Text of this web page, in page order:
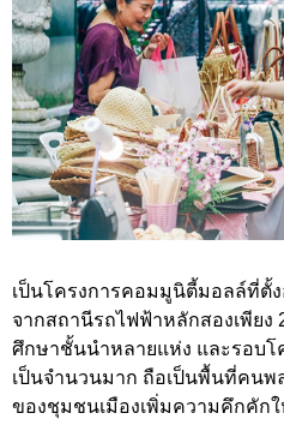
เป็นโครงการคอมมูนิตี้มอลล์ที่ตั้
จากสถานีรถไฟฟ้าหลักสองเพียง
ศึกษาชั้นนำหลายแห่ง และรอบโ
เป็นจำนวนมาก ถือเป็นพื้นที่คน
ของชุมชนเมืองเพิ่มความคึกคัก